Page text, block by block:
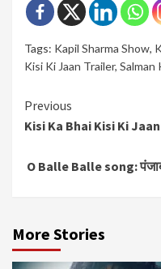
Tags: Kapil Sharma Show,
Kisi Ki Jaan Trailer, Salman
Continue
Reading
Previous
Kisi Ka Bhai Kisi Ki
O Balle Balle song:
More Stories